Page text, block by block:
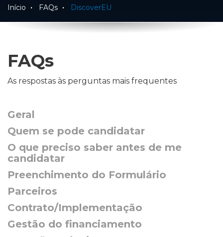
Início FAQs DiscoverEU
FAQs
As respostas às perguntas mais frequentes
Geral
Quem se pode candidatar
O que preciso saber antes de me
candidatar
Preenchimento do Formulário
Parceiros
Contrato/Implementação
Gestão do financiamento